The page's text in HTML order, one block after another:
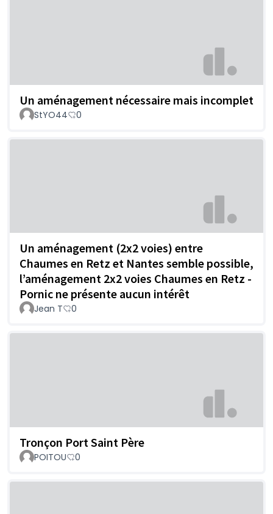
Un aménagement nécessaire mais incomplet
StYO44 0
Un aménagement (2x2 voies) entre
Chaumes en Retz et Nantes semble possible,
l’aménagement 2x2 voies Chaumes en Retz -
Pornic ne présente aucun intérêt
Jean T 0
Tronçon Port Saint Père
POITOU 0